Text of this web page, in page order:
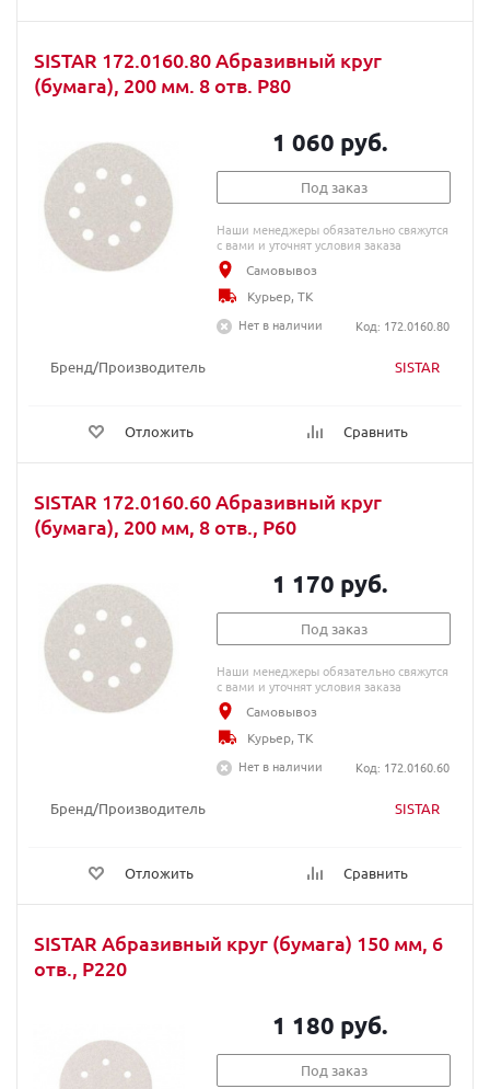
SISTAR 172.0160.80 Абразивный круг
(бумага), 200 мм. 8 отв. P80
Бренд/Производитель SISTAR
Отложить Сравнить
1 060 руб.
Под заказ
Наши менеджеры обязательно свяжутся
с вами и уточнят условия заказа
Самовывоз
Курьер, ТК
Нет в наличии
Код: 172.0160.80
SISTAR 172.0160.60 Абразивный круг
(бумага), 200 мм, 8 отв., P60
Бренд/Производитель SISTAR
Отложить Сравнить
1 170 руб.
Под заказ
Наши менеджеры обязательно свяжутся
с вами и уточнят условия заказа
Самовывоз
Курьер, ТК
Нет в наличии
Код: 172.0160.60
SISTAR Абразивный круг (бумага) 150 мм, 6
отв., P220
1 180 руб.
Под заказ